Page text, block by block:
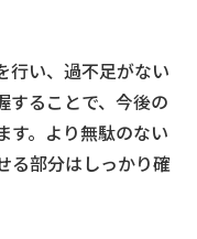
行い、過不足がない
することで、今後の
す。より無駄のない
る部分はしっかり確